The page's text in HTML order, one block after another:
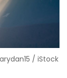
/ iStock